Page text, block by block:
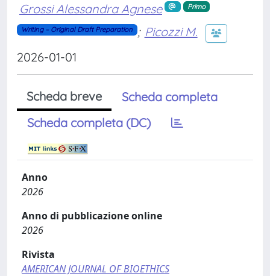
Grossi Alessandra Agnese Primo
Writing – Original Draft Preparation ; Picozzi M.
2026-01-01
Scheda breve
Scheda completa
Scheda completa (DC)
Anno
2026
Anno di pubblicazione online
2026
Rivista
AMERICAN JOURNAL OF BIOETHICS